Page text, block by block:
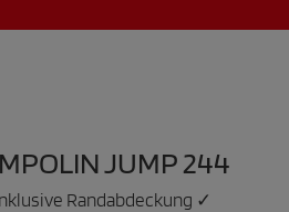
JUMP 244
Randabdeckung ✓